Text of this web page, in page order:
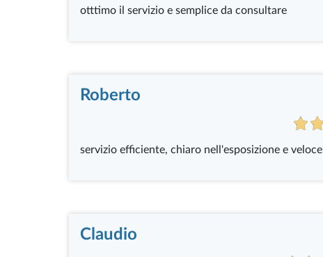
otttimo il servizio e semplice da consultare
Roberto
servizio efficiente, chiaro nell'esposizione e veloce
Claudio